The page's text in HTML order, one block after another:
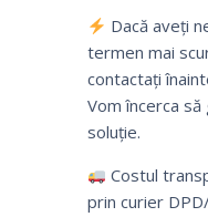
Dacă aveți
termen mai
contactați
Vom încerca să
soluție.
Costul
prin curier